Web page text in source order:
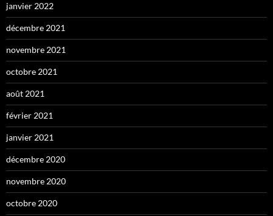
janvier 2022
décembre 2021
novembre 2021
octobre 2021
août 2021
février 2021
janvier 2021
décembre 2020
novembre 2020
octobre 2020